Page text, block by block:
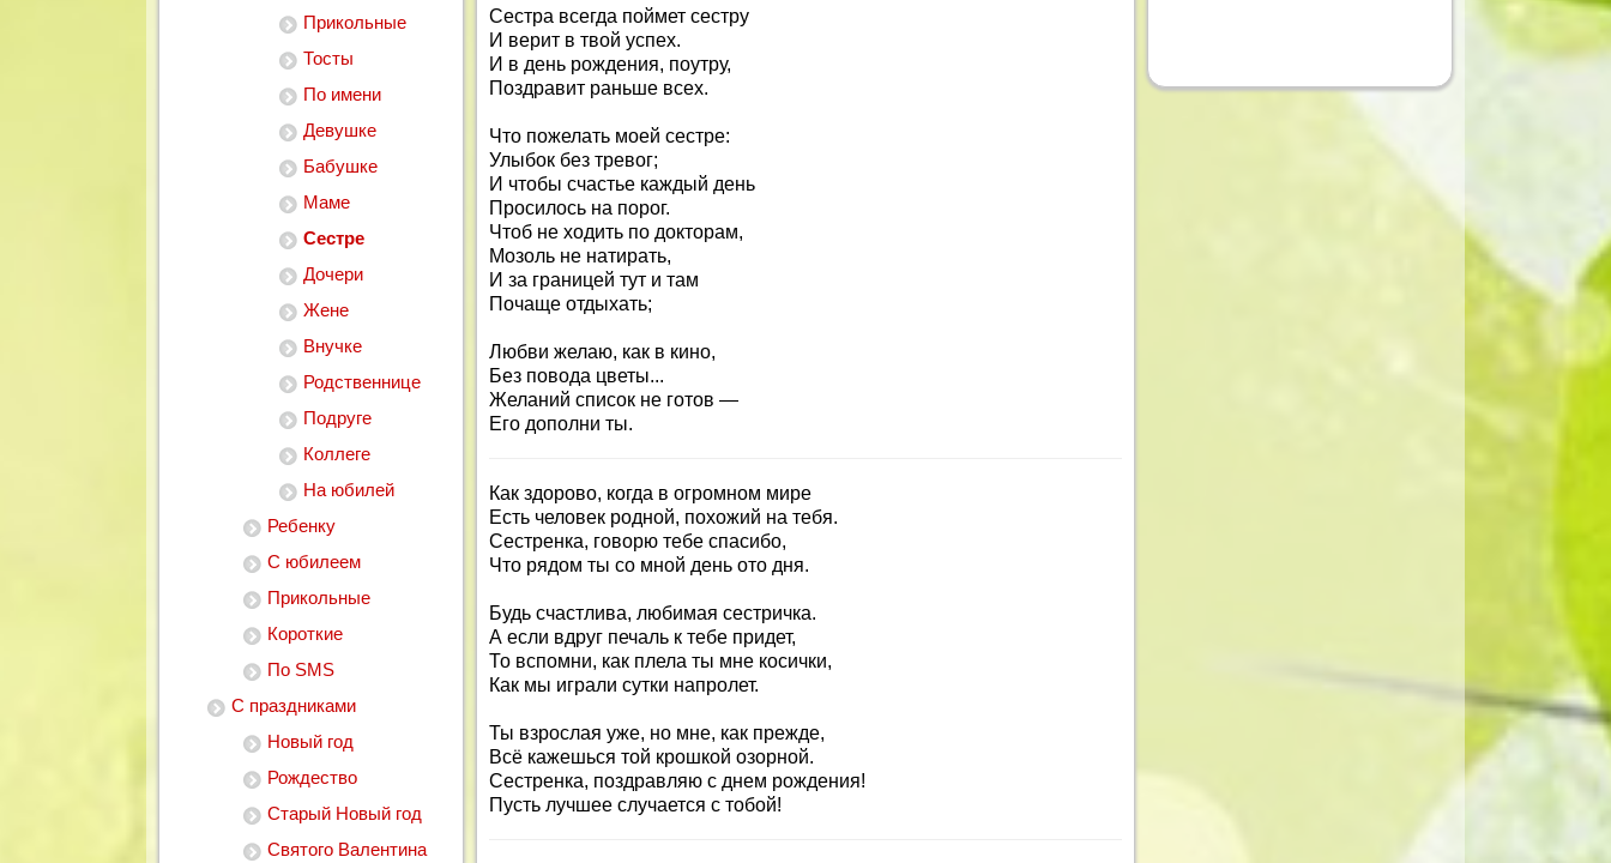
Прикольные
Тосты
По имени
Девушке
Бабушке
Маме
Сестре
Дочери
Жене
Внучке
Родственнице
Подруге
Коллеге
На юбилей
Ребенку
С юбилеем
Прикольные
Короткие
По SMS
С праздниками
Новый год
Рождество
Старый Новый год
Святого Валентина
Сестра всегда поймет сестру
И верит в твой успех.
И в день рождения, поутру,
Поздравит раньше всех.
Что пожелать моей сестре:
Улыбок без тревог;
И чтобы счастье каждый день
Просилось на порог.
Чтоб не ходить по докторам,
Мозоль не натирать,
И за границей тут и там
Почаще отдыхать;
Любви желаю, как в кино,
Без повода цветы...
Желаний список не готов —
Его дополни ты.
Как здорово, когда в огромном мире
Есть человек родной, похожий на тебя.
Сестренка, говорю тебе спасибо,
Что рядом ты со мной день ото дня.
Будь счастлива, любимая сестричка.
А если вдруг печаль к тебе придет,
То вспомни, как плела ты мне косички,
Как мы играли сутки напролет.
Ты взрослая уже, но мне, как прежде,
Всё кажешься той крошкой озорной.
Сестренка, поздравляю с днем рождения!
Пусть лучшее случается с тобой!